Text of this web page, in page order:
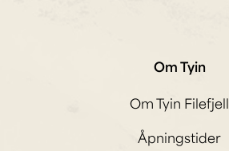
Om Tyin
Om Tyin Filefjell
Åpningstider